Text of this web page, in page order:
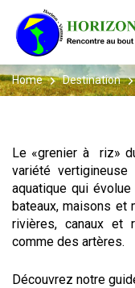
Home Destination
Le «grenier à riz»
variété
aquatique qui
bateaux, maisons et
rivières, canaux et
comme des artères.
Découvrez notre